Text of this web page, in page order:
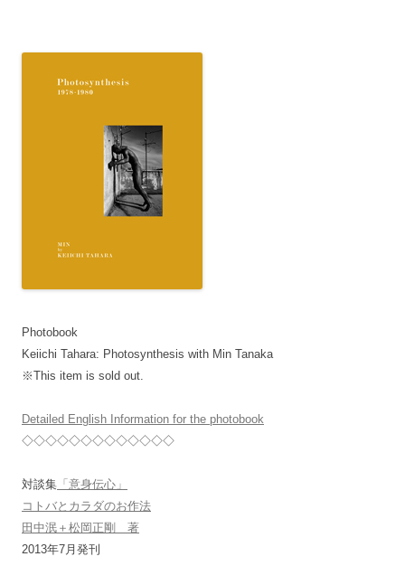
Photobook
Keiichi Tahara: Photosynthesis with Min Tanaka
※This item is sold out.
Detailed English Information for the photobook
◇◇◇◇◇◇◇◇◇◇◇◇◇
対談集 「意身伝心」
コトバとカラダのお作法
田中泯＋松岡正剛 著
2013年7月発刊